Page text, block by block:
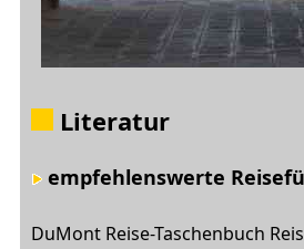
Literatur
empfehlenswerte
DuMont Reise-Taschenbuch